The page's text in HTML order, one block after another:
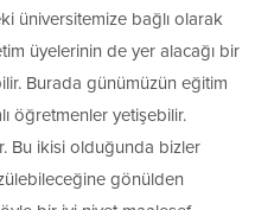
üniversitemize bağlı olarak
üyelerinin de yer alacağı bir
Burada günümüzün eğitim
öğretmenler yetişebilir.
Bu ikisi olduğunda bizler
gönülden